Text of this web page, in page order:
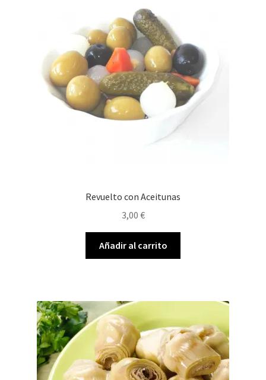
Revuelto con Aceitunas
3,00 €
Añadir al carrito